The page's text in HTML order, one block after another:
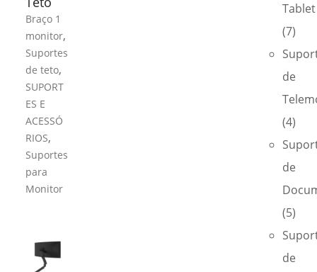
Braço 1
monitor,
Suportes
de teto,
SUPORT
ES E
ACESSÓ
RIOS,
Suportes
para
Monitor
Tablet
(7)
de
(4)
de
(5)
de